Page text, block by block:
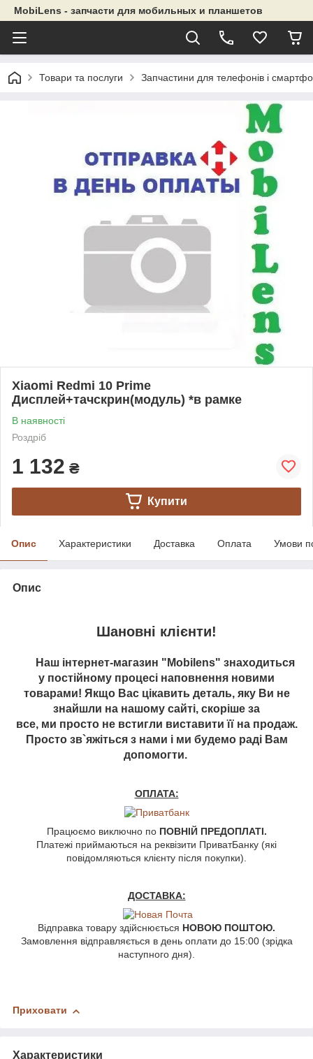
MobiLens - запчасти для мобильных и планшетов
Товари та послуги Запчастини для телефонів і
Xiaomi Redmi 10 Prime
Дисплей+тачскрин(модуль) *в рамке
В наявності
Роздріб
1 132 ₴
Купити
Опис Характеристики Доставка Оплата Умови
Опис
Шановні клієнти!
Наш інтернет-магазин "Mobilens" знаходиться
у постійному процесі наповнення новими
товарами! Якщо Вас цікавить деталь, яку Ви не
знайшли на нашому сайті, скоріше за
все, ми просто не встигли виставити її на продаж.
Просто зв`яжіться з нами і ми будемо раді Вам
допомогти.
ОПЛАТА:
Працюємо виключно по ПОВНІЙ ПРЕДОПЛАТІ.
Платежі приймаються на реквізити ПриватБанку (які
повідомляються клієнту після покупки).
ДОСТАВКА:
Відправка товару здійснюється НОВОЮ ПОШТОЮ.
Замовлення відправляється в день оплати до 15:00 (зрідка
наступного дня).
Приховати
Характеристики